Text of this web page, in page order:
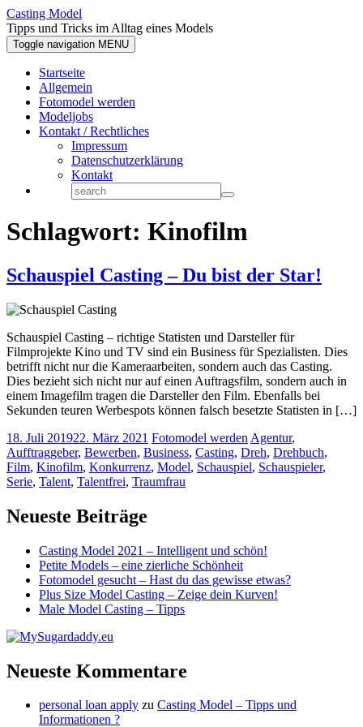
Casting Model
Tipps und Tricks im Alltag eines Models
Toggle navigation MENU
Startseite
Allgemein
Fotomodel werden
Modeljobs
Kontakt / Rechtliches
Impressum
Datenschutzerklärung
Kontakt
Schlagwort: Kinofilm
Schauspiel Casting – Du bist der Star!
Schauspiel Casting – richtige Statisten und Darsteller für
Filmprojekte Kino und TV sind ein Business für Spezialisten. Dies
betrifft nicht nur die Kameraarbeiten, sondern auch das Casting.
Dies bezieht sich nicht nur auf einen Auftragsfilm, sondern auch in
einem Imagefilm tragen die Darsteller den Film. Ebenfalls bei
Sekunden teuren Werbespots können falsch besetzte Statisten in […]
18. Juli 201922. März 2021 Fotomodel werden Agentur,
Aufftraggeber, Bewerben, Business, Casting, Dreh, Drehbuch,
Film, Kinofilm, Konkurrenz, Model, Schauspiel, Schauspieler,
Serie, Talent, Talentfrei, Traumfrau
Neueste Beiträge
Casting Model 2021 – Intelligent und schön!
Petite Models – eine zierliche Schönheit
Fotomodel gesucht – Hast du das gewisse etwas?
Plus Size Model Casting – Zeige dein Kurven!
Male Model Casting – Tipps
Neueste Kommentare
personal loan apply zu Casting Model – Tipps und
Informationen ?